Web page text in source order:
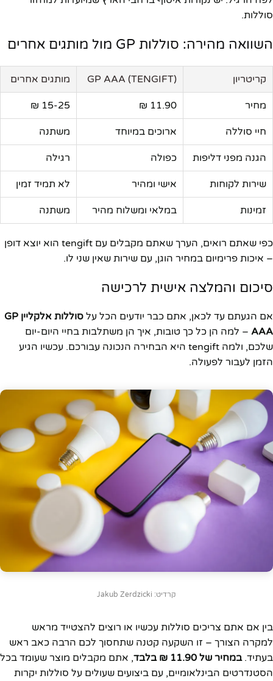
סוללות.
השוואה מהירה: סוללות GP מול מותגים אחרים
קריטריון GP AAA (TENGIFT) מותגים אחרים
מחיר 11.90 ₪
15-25 ₪
חיי סוללה ארוכים במיוחד משתנה
הגנה מפני דליפות כפולה רגילה
שירות לקוחות אישי ומהיר לא תמיד זמין
זמינות במלאי ומשלוח מהיר משתנה
כפי שאתם רואים, הערך שאתם מקבלים עם tengift הוא יוצא דופן
– איכות פרימיום במחיר הוגן, עם שירות שאין שני לו.
סיכום והמלצה אישית לרכישה
אם הגעתם עד לכאן, אתם כבר יודעים הכל על
סוללות אלקליין GP
AAA – למה הן כל כך טובות, איך הן משתלבות בחיי היום-יום
שלכם, ולמה tengift היא הבחירה הנכונה עבורכם. עכשיו הגיע
הזמן לעבור לפעולה.
קרדיט: Jakub Zerdzicki
בין אם אתם צריכים סוללות עכשיו או רוצים להצטייד מראש
למקרה הצורך – זו השקעה קטנה שתחסוך לכם הרבה כאב ראש
בעתיד.במחיר של 11.90 ₪ בלבד
, אתם מקבלים מוצר שעומד בכל
הסטנדרטים הבינלאומיים, עם ביצועים שעולים על סוללות יקרות